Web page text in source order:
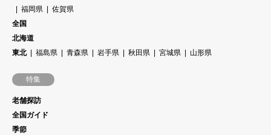
福岡県
佐賀県
全国
北海道
東北
福島県 青森県 岩手県 秋田県 宮城県 山形県
特集
老舗探訪
全国ガイド
季節